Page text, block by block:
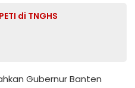
di TNGHS
Gubernur Banten